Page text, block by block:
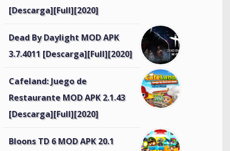
[Descarga][Full][2020]
Dead By Daylight MOD APK
3.7.4011 [Descarga][Full][2020]
Cafeland: Juego de
Restaurante MOD APK 2.1.43
[Descarga][Full][2020]
Bloons TD 6 MOD APK 20.1